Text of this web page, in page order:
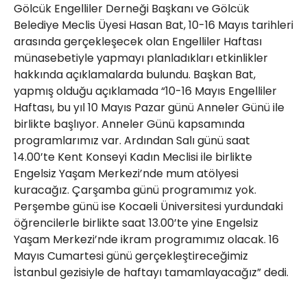
Gölcük Engelliler Derneği Başkanı ve Gölcük
Belediye Meclis Üyesi Hasan Bat, 10-16 Mayıs tarihleri
arasında gerçekleşecek olan Engelliler Haftası
münasebetiyle yapmayı planladıkları etkinlikler
hakkında açıklamalarda bulundu. Başkan Bat,
yapmış olduğu açıklamada “10-16 Mayıs Engelliler
Haftası, bu yıl 10 Mayıs Pazar günü Anneler Günü ile
birlikte başlıyor. Anneler Günü kapsamında
programlarımız var. Ardından Salı günü saat
14.00’te Kent Konseyi Kadın Meclisi ile birlikte
Engelsiz Yaşam Merkezi’nde mum atölyesi
kuracağız. Çarşamba günü programımız yok.
Perşembe günü ise Kocaeli Üniversitesi yurdundaki
öğrencilerle birlikte saat 13.00’te yine Engelsiz
Yaşam Merkezi’nde ikram programımız olacak. 16
Mayıs Cumartesi günü gerçekleştireceğimiz
İstanbul gezisiyle de haftayı tamamlayacağız” dedi.